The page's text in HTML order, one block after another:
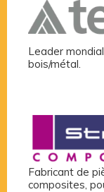
Leader
bois/métal.
Fabricant de
composites,